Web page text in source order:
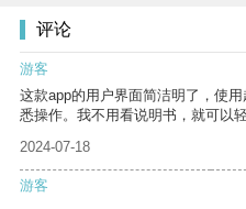
评论
游客
这款app的用户界面简洁明了，使
悉操作。我不用看说明书，就可以
2024-07-18
游客